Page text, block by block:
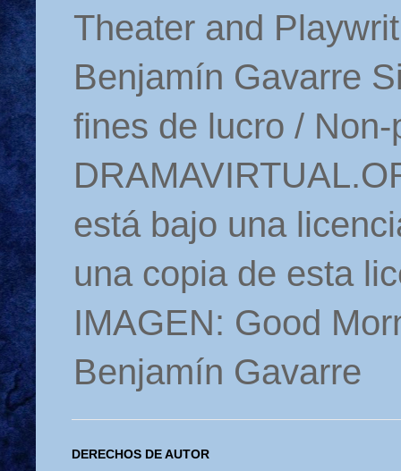
Theater and
Benjamín Gavarre
fines de lucro /
está bajo una
una copia de esta
IMAGEN: Good
Benjamín Gavarre
DERECHOS DE AUTOR